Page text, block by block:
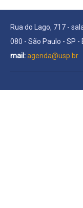
Rua do Lago, 717 -
080 - São Paulo - SP -
mail:agenda@usp.br